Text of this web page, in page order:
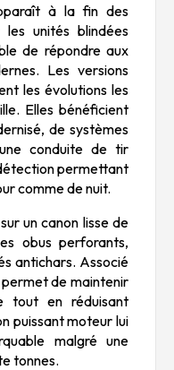
à la fin des
unités blindées
de répondre aux
Les versions
les évolutions les
Elles bénéficient
de systèmes
conduite de tir
permettant
comme de nuit.
un canon lisse de
obus perforants,
antichars. Associé
de maintenir
tout en réduisant
puissant moteur lui
malgré une
tonnes.